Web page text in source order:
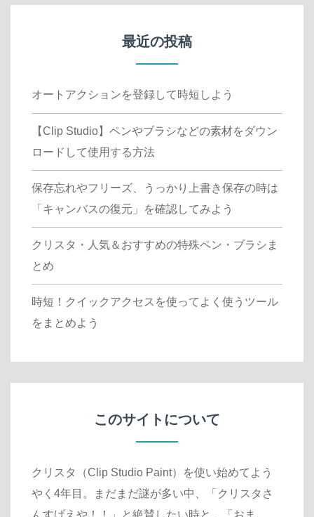
最近の投稿
オートアクションを登録して時短しよう
【Clip Studio】ペンやブラシなどの素材をダウン
ロードして使用する方法
保存忘れやフリーズ、うっかり上書き保存の時は
「キャンバスの復元」を確認してみよう
クリスタ・人気＆おすすめの特殊ペン・ブラシま
とめ
時短！クイックアクセスを使ってよく使うツール
をまとめよう
このサイトについて
クリスタ（Clip Studio Paint）を使い始めてよう
やく4年目。まだまだ謎が多い中、「クリスタさ